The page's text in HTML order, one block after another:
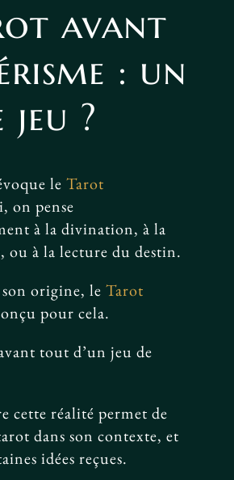
avant
: un
jeu ?
leTarot
on pense
à la divination, à la
ou à la lecture du destin.
origine, leTarot
pour cela.
tout d’un jeu de
cette réalité permet de
dans son contexte, et
idées reçues.